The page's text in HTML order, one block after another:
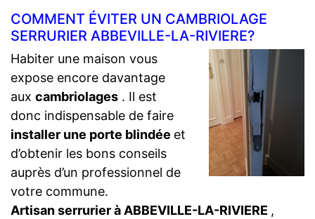
COMMENT ÉVITER UN CAMBRIOLAGE
SERRURIER ABBEVILLE-LA-RIVIERE?
Habiter une maison vous
expose encore davantage
aux cambriolages . Il est
donc indispensable de faire
installer une porte blindée et
d’obtenir les bons conseils
auprès d’un professionnel de
votre commune.
Artisan serrurier à ABBEVILLE-LA-RIVIERE ,